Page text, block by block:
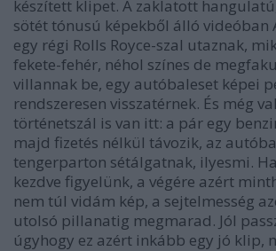
készített klipet. A zaklatott
sötét tónusú képekből álló videóban
egy régi Rolls Royce-szal utaznak,
fekete-fehér, néhol színes de
villannak be, egy autóbaleset képei
rendszeresen visszatérnek. És még
történetszál is van itt: a pár egy
majd fizetés nélkül távozik, az
tengerparton sétálgatnak, ilyesmi.
kezdve figyelünk, a végére azért
nem túl vidám kép, a sejtelmesség
utolsó pillanatig megmarad. Jól
úgyhogy ez azért inkább egy jó klip,